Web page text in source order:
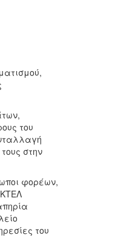
του
στην
φορέων,
του